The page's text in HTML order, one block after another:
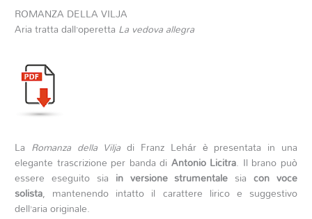
ROMANZA DELLA VILJA
Aria tratta dall’operetta La vedova allegra
La Romanza della Vilja di Franz Lehár è presentata in una
elegante trascrizione per banda di Antonio Licitra. Il brano può
essere eseguito sia in versione strumentale siacon voce
solista, mantenendo intatto il carattere lirico e suggestivo
dell’aria originale.